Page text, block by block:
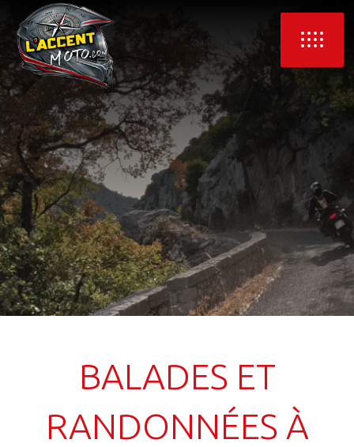
BALADES ET
RANDONNÉES À